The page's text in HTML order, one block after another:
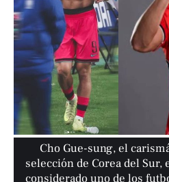
Cho Gue-sung, el
selección de Corea del
considerado uno de los